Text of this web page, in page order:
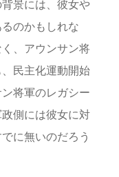
景には、彼女や
のかもしれな
、アウンサン将
民主化運動開始
将軍のレガシー
側には彼女に対
に無いのだろう